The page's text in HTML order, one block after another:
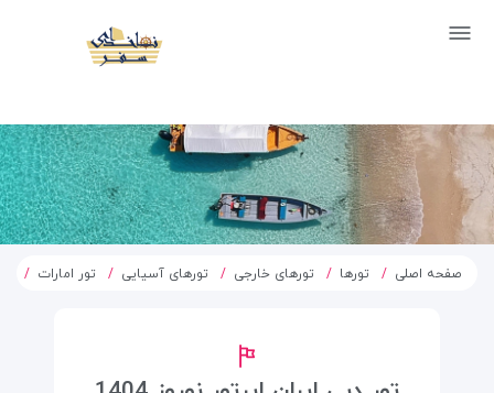
صفحه اصلی تورها تورهای خارجی تورهای آسیایی تور امارات